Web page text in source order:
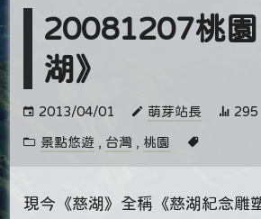
20081207桃
湖》
2013/04/01 萌芽站長 295
景點悠遊 , 台灣 , 桃園
現今《慈湖》全稱《慈湖紀念雕